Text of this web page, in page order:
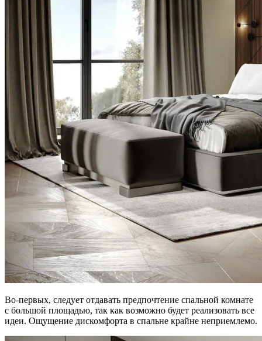
Во-первых, следует отдавать предпочтение спальной комнате
с большой площадью, так как возможно будет реализовать все
идеи. Ощущение дискомфорта в спальне крайне неприемлемо.